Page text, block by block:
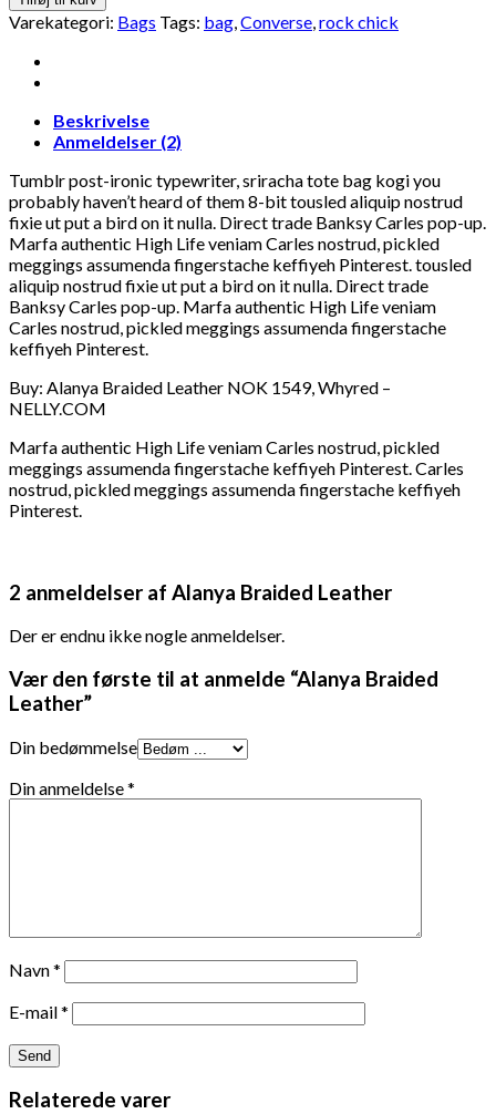
Varekategori: Bags Tags: bag,Converse,rock chick
Beskrivelse
Anmeldelser (2)
Tumblr post-ironic typewriter, sriracha tote bag kogi you
probably haven’t heard of them 8-bit tousled aliquip nostrud
fixie ut put a bird on it nulla. Direct trade Banksy Carles pop-up.
Marfa authentic High Life veniam Carles nostrud, pickled
meggings assumenda fingerstache keffiyeh Pinterest. tousled
aliquip nostrud fixie ut put a bird on it nulla. Direct trade
Banksy Carles pop-up. Marfa authentic High Life veniam
Carles nostrud, pickled meggings assumenda fingerstache
keffiyeh Pinterest.
Buy: Alanya Braided Leather NOK 1549, Whyred –
NELLY.COM
Marfa authentic High Life veniam Carles nostrud, pickled
meggings assumenda fingerstache keffiyeh Pinterest. Carles
nostrud, pickled meggings assumenda fingerstache keffiyeh
Pinterest.
2 anmeldelser af Alanya Braided Leather
Der er endnu ikke nogle anmeldelser.
Vær den første til at anmelde “Alanya Braided
Leather”
Din bedømmelse
Din anmeldelse*
Navn*
E-mail*
Relaterede varer